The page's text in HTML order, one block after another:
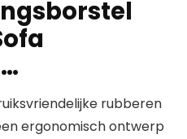
rubberen
ergonomisch ontwerp